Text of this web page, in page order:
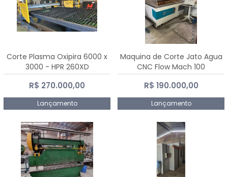
Corte Plasma Oxipira 6000 x
3000 - HPR 260XD
R$ 270.000,00
Lançamento
Maquina de Corte Jato Agua
CNC Flow Mach 100
R$ 190.000,00
Lançamento